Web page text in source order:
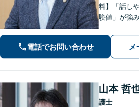
料】「話し
験値」が強
せください
心がけてい
件、医療問
応可】
電話でお問い合わせ メ
山本 哲
護士